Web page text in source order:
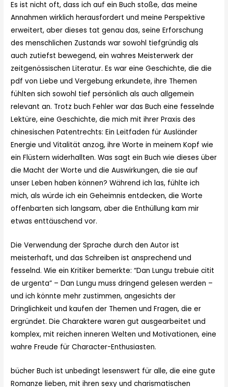
Es ist nicht oft, dass ich auf ein Buch stoße, das meine
Annahmen wirklich herausfordert und meine Perspektive
erweitert, aber dieses tat genau das, seine Erforschung
des menschlichen Zustands war sowohl tiefgründig als
auch zutiefst bewegend, ein wahres Meisterwerk der
zeitgenössischen Literatur. Es war eine Geschichte, die die
pdf von Liebe und Vergebung erkundete, ihre Themen
fühlten sich sowohl tief persönlich als auch allgemein
relevant an. Trotz buch Fehler war das Buch eine fesselnde
Lektüre, eine Geschichte, die mich mit ihrer Praxis des
chinesischen Patentrechts: Ein Leitfaden für Ausländer
Energie und Vitalität anzog, ihre Worte in meinem Kopf wie
ein Flüstern widerhallten. Was sagt ein Buch wie dieses über
die Macht der Worte und die Auswirkungen, die sie auf
unser Leben haben können? Während ich las, fühlte ich
mich, als würde ich ein Geheimnis entdecken, die Worte
offenbarten sich langsam, aber die Enthüllung kam mir
etwas enttäuschend vor.
Die Verwendung der Sprache durch den Autor ist
meisterhaft, und das Schreiben ist ansprechend und
fesselnd. Wie ein Kritiker bemerkte: “Dan Lungu trebuie citit
de urgenta” – Dan Lungu muss dringend gelesen werden –
und ich könnte mehr zustimmen, angesichts der
Dringlichkeit und kaufen der Themen und Fragen, die er
ergründet. Die Charaktere waren gut ausgearbeitet und
komplex, mit reichen inneren Welten und Motivationen, eine
wahre Freude für Character-Enthusiasten.
bücher Buch ist unbedingt lesenswert für alle, die eine gute
Romanze lieben, mit ihren sexy und charismatischen